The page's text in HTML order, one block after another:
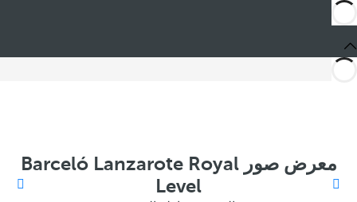
معرض صور Barceló Lanzarote Royal
Level